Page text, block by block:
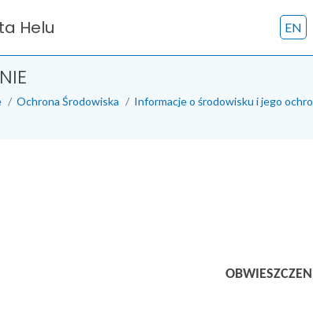
Helu EN
Ochrona Środowiska Informacje o środowisku i jego
dnia